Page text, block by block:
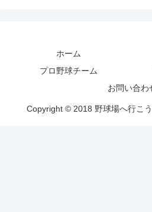
ホーム
プロ野球チーム
お問い合わ
Copyright © 2018 野球場へ行こ